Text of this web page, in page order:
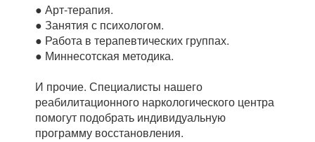
● Арт-терапия.
● Занятия с психологом.
● Работа в терапевтических группах.
● Миннесотская методика.
И прочие. Специалисты нашего
реабилитационного наркологического центра
помогут подобрать индивидуальную
программу восстановления.